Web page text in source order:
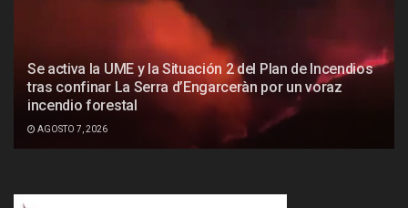
Se activa la UME y la Situación 2 del Plan de Incendios
tras confinar La Serra d’Engarceràn por un voraz
incendio forestal
AGOSTO 7, 2026